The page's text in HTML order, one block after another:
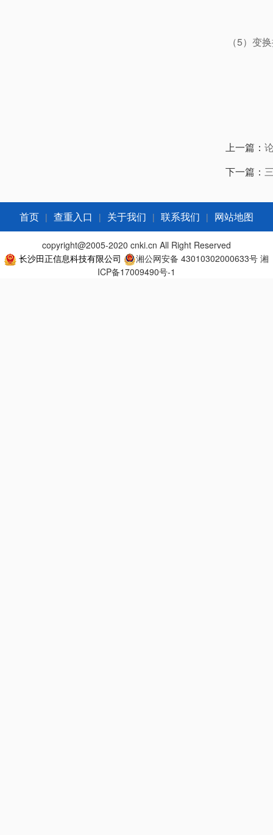
（5）变
上一篇：
下一篇：
首页 | 查重入口 | 关于我们 | 联系我们 | 网站地图
copyright@2005-2020 cnki.cn All Right Reserved
长沙田正信息科技有限公司
湘公网安备 43010302000633号 湘
ICP备17009490号-1